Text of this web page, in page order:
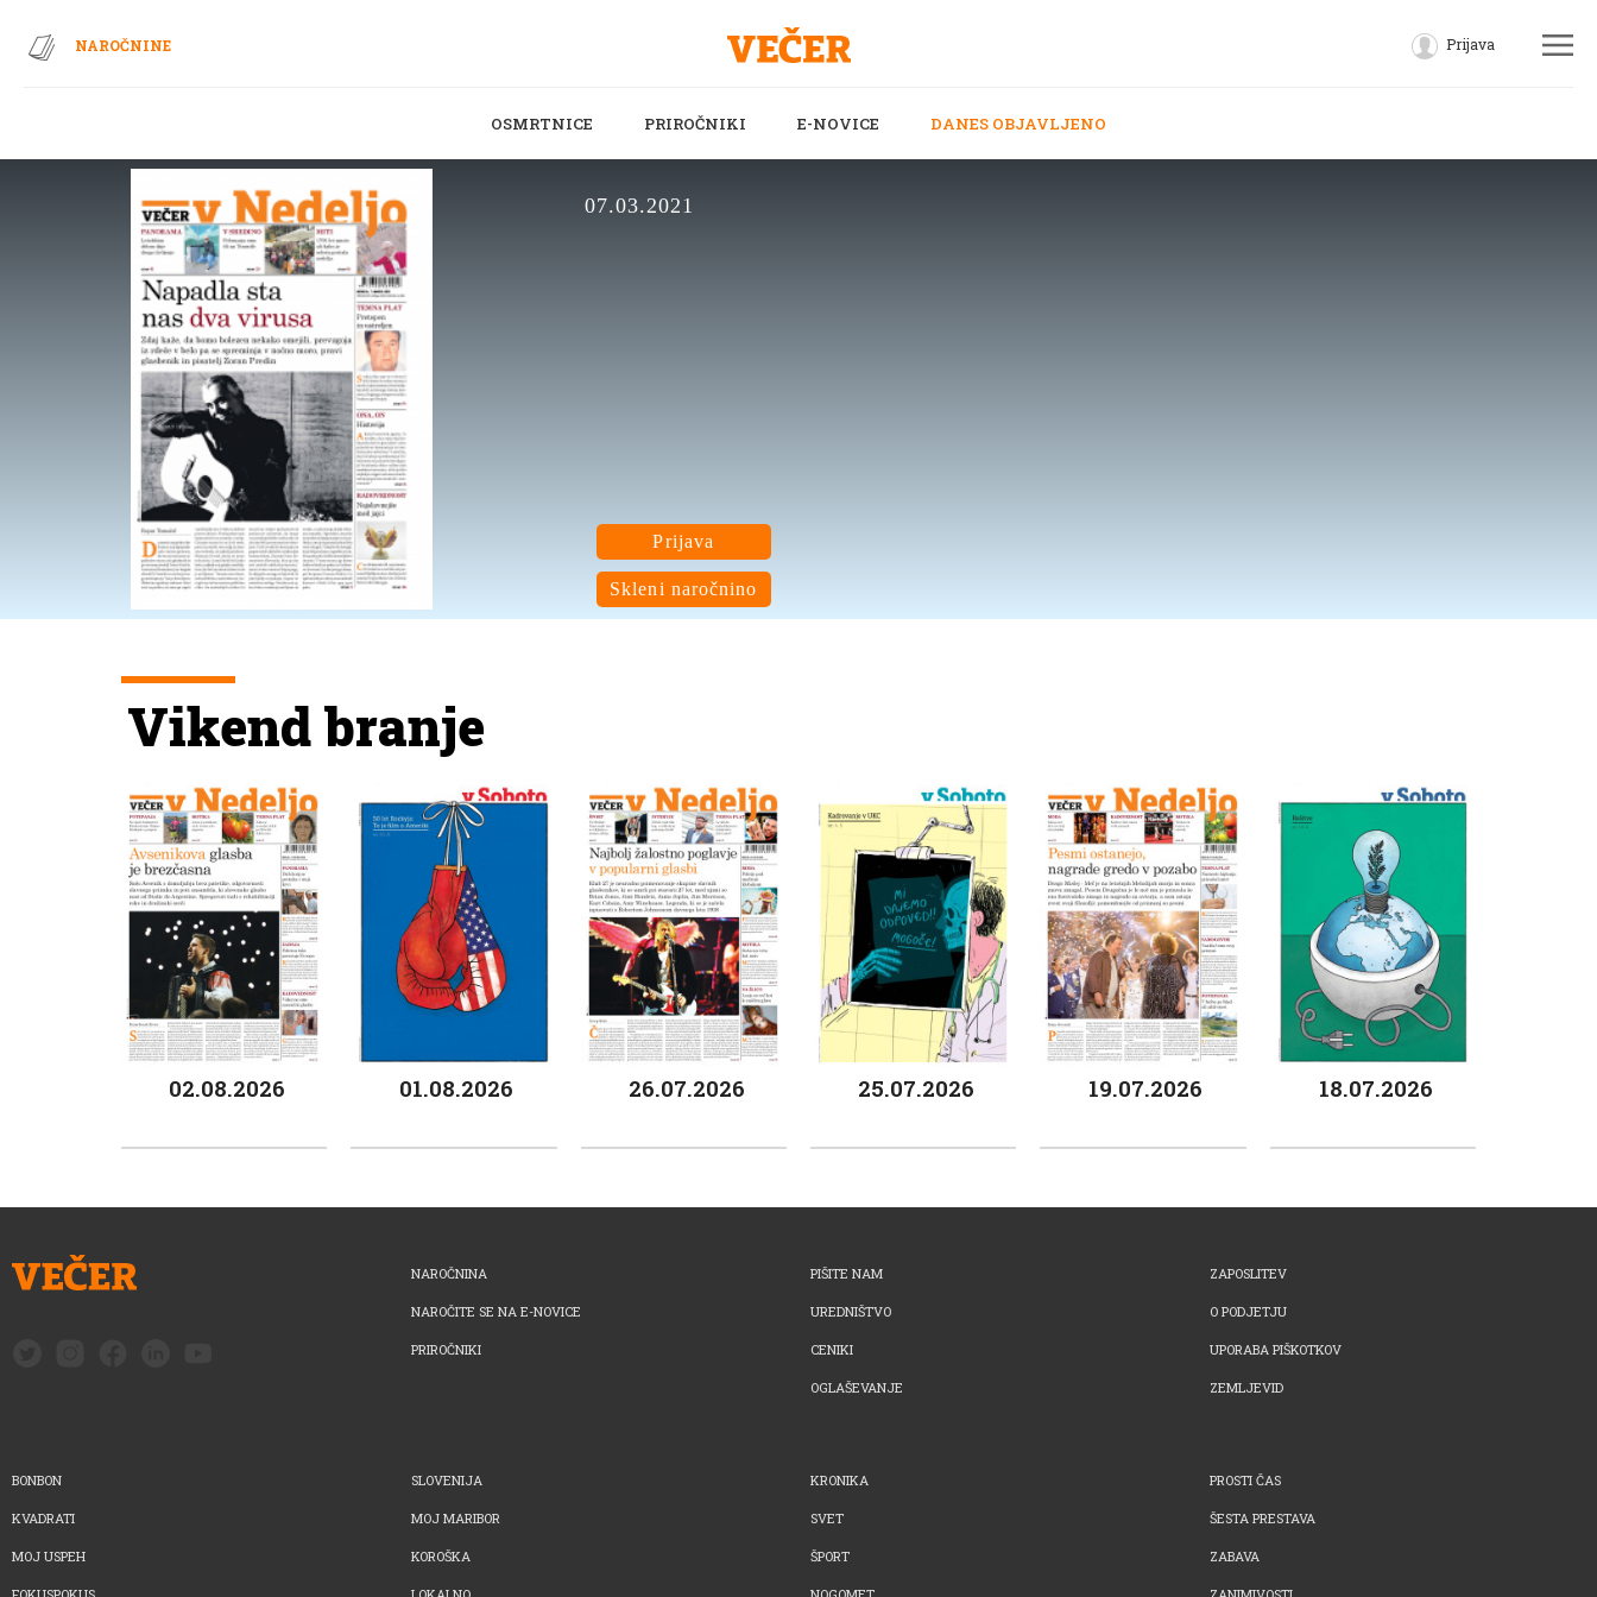
NAROČNINE Prijava
OSMRTNICE PRIROČNIKI E-NOVICE DANES OBJAVLJENO
07.03.2021
Prijava
Skleni naročnino
Vikend branje
02.08.2026 01.08.2026 26.07.2026 25.07.2026 19.07.2026 18.07.2026
NAROČNINA
NAROČITE SE NA E-NOVICE
PRIROČNIKI
PIŠITE NAM
UREDNIŠTVO
CENIKI
OGLAŠEVANJE
ZAPOSLITEV
O PODJETJU
UPORABA PIŠKOTKOV
ZEMLJEVID
BONBON
KVADRATI
MOJ USPEH
SLOVENIJA
MOJ MARIBOR
KOROŠKA
KRONIKA
SVET
ŠPORT
PROSTI ČAS
ŠESTA PRESTAVA
ZABAVA